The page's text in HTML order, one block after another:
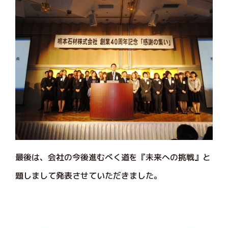
最後は、会社の今後進むべく道を『未来への挑戦』と
題しまして発表させていただきました。